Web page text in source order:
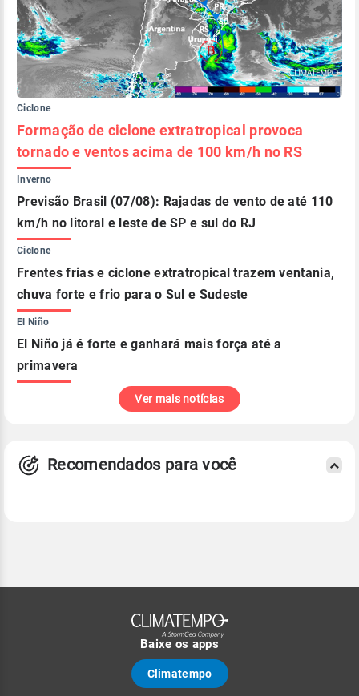
Ciclone
Formação de ciclone extratropical provoca
tornado e ventos acima de 100 km/h no RS
Inverno
Previsão Brasil (07/08): Rajadas de vento de até 110
km/h no litoral e leste de SP e sul do RJ
Ciclone
Frentes frias e ciclone extratropical trazem ventania,
chuva forte e frio para o Sul e Sudeste
El Niño
El Niño já é forte e ganhará mais força até a
primavera
Ver mais notícias
Recomendados para você
Baixe os apps
Climatempo